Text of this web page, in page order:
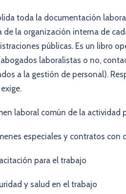
toda la documentación
de la organización interna de
públicas. Es un libro
laboralistas o no,
a la gestión de personal).
laboral común de la actividad
especiales y contratos con
para el trabajo
y salud en el trabajo